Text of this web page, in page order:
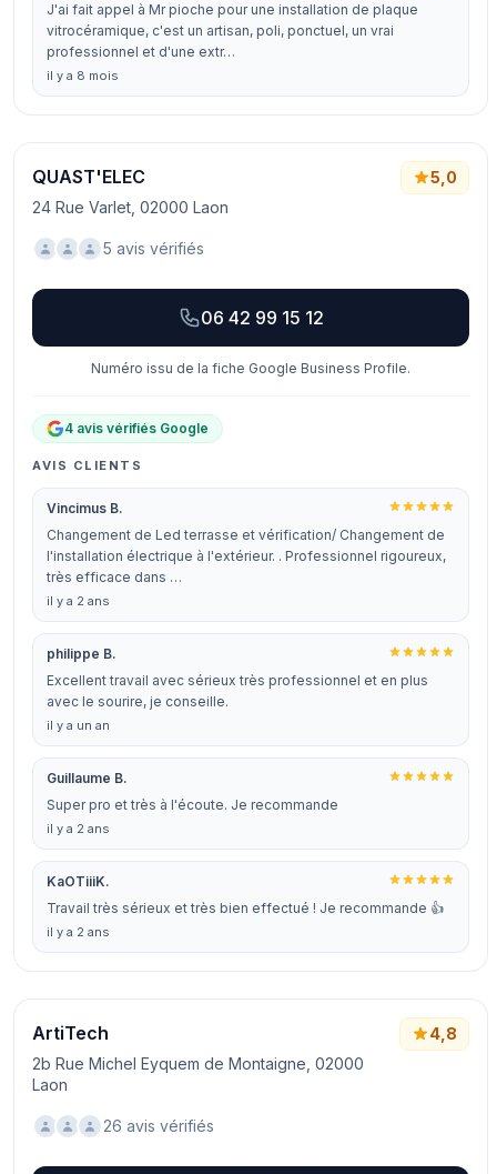
J'ai fait appel à Mr pioche pour une installation de plaque
vitrocéramique, c'est un artisan, poli, ponctuel, un vrai
professionnel et d'une extr…
il y a 8 mois
QUAST'ELEC
24 Rue Varlet, 02000 Laon
5,0
5 avis vérifiés
06 42 99 15 12
Numéro issu de la fiche Google Business Profile.
4 avis vérifiés Google
AVIS CLIENTS
Vincimus B.
Changement de Led terrasse et vérification/ Changement de
l'installation électrique à l'extérieur. . Professionnel rigoureux,
très efficace dans …
il y a 2 ans
philippe B.
Excellent travail avec sérieux très professionnel et en plus
avec le sourire, je conseille.
il y a un an
Guillaume B.
Super pro et très à l'écoute. Je recommande
il y a 2 ans
KaOTiiiK.
Travail très sérieux et très bien effectué ! Je recommande 👍
il y a 2 ans
ArtiTech
2b Rue Michel Eyquem de Montaigne, 02000
Laon
4,8
26 avis vérifiés